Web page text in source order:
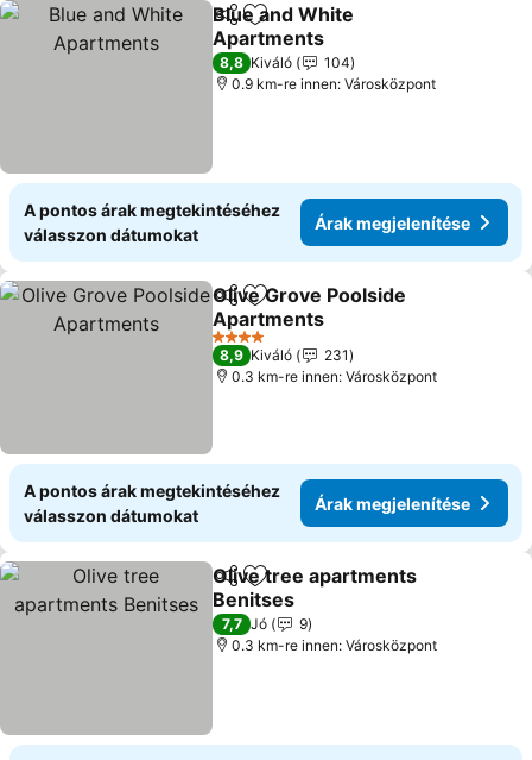
Megosztás
Hozzáadás a kedvencekhez
Blue and White
Apartments
Árak megjelenítése
8,8 Kiváló
104
0.9 km-re innen: Városközpont
A pontos árak megtekintéséhez
válasszon dátumokat
Árak megjelenítése
Megosztás
Hozzáadás a kedvencekhez
Olive Grove Poolside
Apartments
Árak megjelenítése
4 Kategória
8,9 Kiváló
231
0.3 km-re innen: Városközpont
A pontos árak megtekintéséhez
válasszon dátumokat
Árak megjelenítése
Megosztás
Hozzáadás a kedvencekhez
Olive tree apartments
Benitses
Árak megjelenítése
7,7 Jó
9
0.3 km-re innen: Városközpont